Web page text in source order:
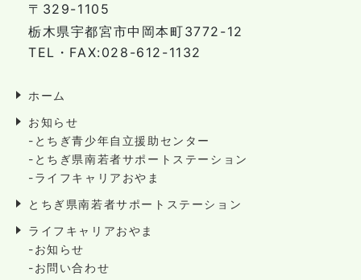
〒329-1105
栃木県宇都宮市中岡本町3772-12
TEL・FAX:028-612-1132
ホーム
お知らせ
-とちぎ青少年自立援助センター
-とちぎ県南若者サポートステーション
-ライフキャリアおやま
とちぎ県南若者サポートステーション
ライフキャリアおやま
-お知らせ
-お問い合わせ